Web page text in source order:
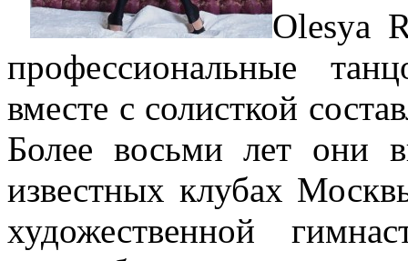
Olesya
профессиональные
вместе с солисткой
Более восьми лет они
известных клубах
художественной